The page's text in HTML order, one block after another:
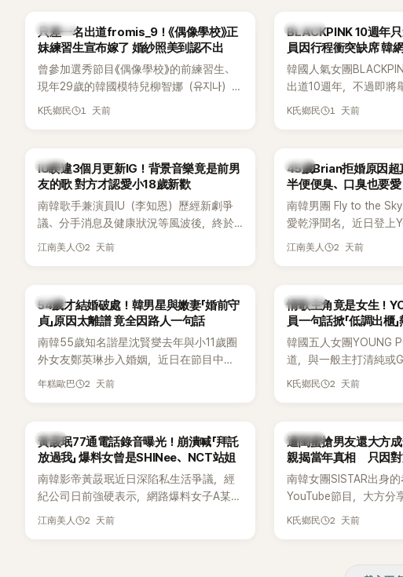
K-POP
只差一名出道fromis_9！《偶像學校》正
妹練習生宣布嫁了 婚紗照美到認不出
曾參加選秀節目《偶像學校》的前練習生、
現年29歲的韓國模特兒柳智娜（유지나），
近日無預警在社群平台公開一系列婚紗
K氏鄉民 1 天前
K-POP
BLACKPINK 10週年
員因行程衝突缺席 韓
韓國人氣女團
出道10週年，不過即將
Meet & Greet活動，依
絲熱議。
K氏鄉民 1 天前
韓星
IU睽違3個月更新IG！背景音樂竟是前男
友的歌 對方才認愛小18歲新歡
南韓歌手兼演員IU（李知恩）歷經新劇爭
議、分手消息及健康狀況等風波後，終於
睽違3個月更新社群平台，一口氣曬出20
音樂，意外掀起韓網討論。
江南美人 2 天前
韓星
45歲Brian拒婚原因超
半便便臭、口臭也要愛
南韓男團 Fly to the
愛乾淨聞名，近日登上
再度談到自己的婚姻觀
江南美人 2 天前
韓星
54歲才結婚破處！韓男星與嫩妻「婚前守
貞」原因太離譜 竟全因路人一句話
南韓55歲知名諧星沈賢燮去年與小11歲圈
外女友鄭英琳步入婚姻，近日在節目中分
享與妻子的戀愛故事，笑稱兩人原本想享
前一直堅守「婚前守貞」的原因之一。
年糕歐巴 2 天前
K-POP
情歌主角竟是女生！
員一句話掀「低調出櫃
都不敢聽
韓國五人女團YOUNG
道，與一般主打清純或
團不同，她們以濃厚的
的音樂風格，在海外尤
不少人氣，逐漸成為第
識度的新生代代表之一
K氏鄉民 2 天前
韓星
黃晸珉77通電話錄音曝光！崩潰喊「拜託
放過我」 爆料女曾是SHINee、NCT站姐
南韓影帝黃晸珉近日深陷私生活爭議，經
紀公司日前強硬表示，網路爆料女子A某涉
嫌長期跟蹤黃晸珉，已正式採取法律行
江南美人 2 天前
K-POP
遭閨蜜搶男友還大方
親揭當年真相 只因對
手
南韓女團SISTAR出身
YouTube節目，大方分
更首度坦承過去曾遭最
K氏鄉民 2 天前